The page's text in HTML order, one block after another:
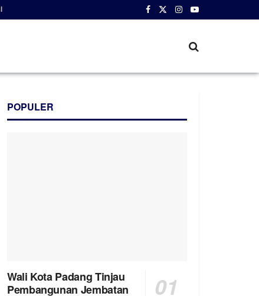
POPULER
Wali Kota Padang Tinjau
Pembangunan Jembatan